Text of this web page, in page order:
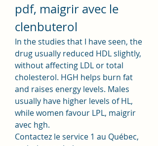
pdf, maigrir avec le
clenbuterol
In the studies that I have seen, the
drug usually reduced HDL slightly,
without affecting LDL or total
cholesterol. HGH helps burn fat
and raises energy levels. Males
usually have higher levels of HL,
while women favour LPL, maigrir
avec hgh.
Contactez le service 1 au Québec,